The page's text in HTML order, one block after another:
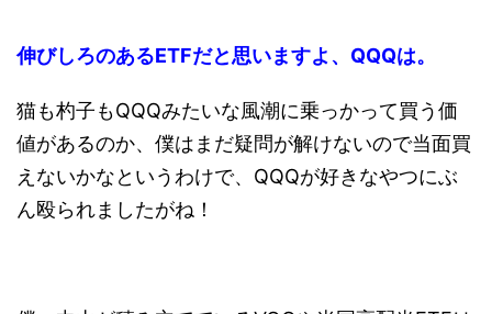
伸びしろのあるETFだと思いますよ、QQQは。
猫も杓子もQQQみたいな風潮に乗っかって買う価
値があるのか、僕はまだ疑問が解けないので当面買
えないかなというわけで、QQQが好きなやつにぶ
ん殴られましたがね！